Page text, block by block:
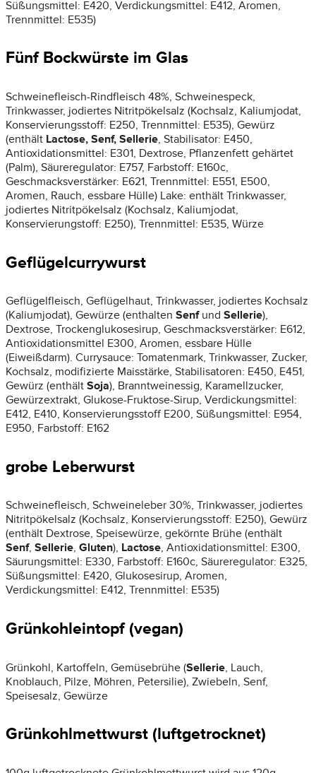
Süßungsmittel: E420, Verdickungsmittel: E412, Aromen,
Trennmittel: E535)
Fünf Bockwürste im Glas
Schweinefleisch-Rindfleisch 48%, Schweinespeck,
Trinkwasser, jodiertes Nitritpökelsalz (Kochsalz, Kaliumjodat,
Konservierungsstoff: E250, Trennmittel: E535), Gewürz
(enthält Lactose, Senf, Sellerie, Stabilisator: E450,
Antioxidationsmittel: E301, Dextrose, Pflanzenfett gehärtet
(Palm), Säureregulator: E757, Farbstoff: E160c,
Geschmacksverstärker: E621, Trennmittel: E551, E500,
Aromen, Rauch, essbare Hülle) Lake: enthält Trinkwasser,
jodiertes Nitritpökelsalz (Kochsalz, Kaliumjodat,
Konservierungstoff: E250), Trennmittel: E535, Würze
Geflügelcurrywurst
Geflügelfleisch, Geflügelhaut, Trinkwasser, jodiertes Kochsalz
(Kaliumjodat), Gewürze (enthalten Senfund Sellerie),
Dextrose, Trockenglukosesirup, Geschmacksverstärker: E612,
Antioxidationsmittel E300, Aromen, essbare Hülle
(Eiweißdarm). Currysauce: Tomatenmark, Trinkwasser, Zucker,
Kochsalz, modifizierte Maisstärke, Stabilisatoren: E450, E451,
Gewürz (enthält Soja), Branntweinessig, Karamellzucker,
Gewürzextrakt, Glukose-Fruktose-Sirup, Verdickungsmittel:
E412, E410, Konservierungsstoff E200, Süßungsmittel: E954,
E950, Farbstoff: E162
grobe Leberwurst
Schweinefleisch, Schweineleber 30%, Trinkwasser, jodiertes
Nitritpökelsalz (Kochsalz, Konservierungsstoff: E250), Gewürz
(enthält Dextrose, Speisewürze, gekörnte Brühe (enthält
Senf, Sellerie, Gluten), Lactose, Antioxidationsmittel: E300,
Säurungsmittel: E330, Farbstoff: E160c, Säureregulator: E325,
Süßungsmittel: E420, Glukosesirup, Aromen,
Verdickungsmittel: E412, Trennmittel: E535)
Grünkohleintopf (vegan)
Grünkohl, Kartoffeln, Gemüsebrühe (Sellerie, Lauch,
Knoblauch, Pilze, Möhren, Petersilie), Zwiebeln, Senf,
Speisesalz, Gewürze
Grünkohlmettwurst (luftgetrocknet)